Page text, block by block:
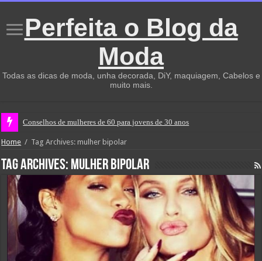
Perfeita o Blog da
Moda
Todas as dicas de moda, unha decorada, DiY, maquiagem, Cabelos e
muito mais.
Conselhos de mulheres de 60 para jovens de 30 anos
Home / Tag Archives: mulher bipolar
Tag Archives: mulher bipolar